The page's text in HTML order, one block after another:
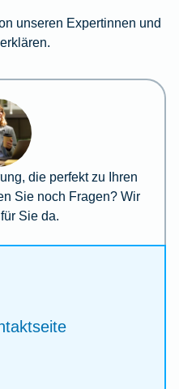
unseren Expertinnen und
die perfekt zu Ihren
Sie noch Fragen? Wir
Sie da.